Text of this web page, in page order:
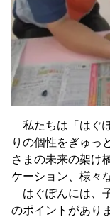
私たちは「はぐ
りの個性をぎゅっ
さまの未来の架け
ケーション、様々
はぐぽんには、
のポイントがあり